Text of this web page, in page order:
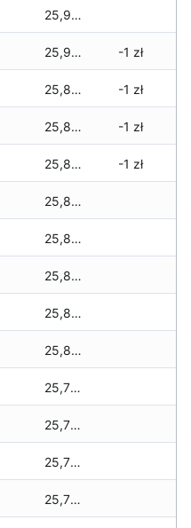
25,905 zł
25,905 zł -1 zł
25,885 zł -1 zł
25,860 zł -1 zł
25,860 zł -1 zł
25,860 zł
25,860 zł
25,835 zł
25,835 zł
25,815 zł
25,795 zł
25,795 zł
25,795 zł
25,775 zł